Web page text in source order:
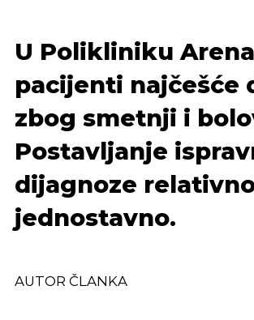
U Polikliniku
pacijenti najčešće
zbog smetnji i
Postavljanje
dijagnoze
jednostavno.
AUTOR ČLANKA